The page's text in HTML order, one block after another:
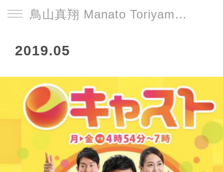
鳥山真翔 Manato Toriyama Official HP＜総合＞
2019.05